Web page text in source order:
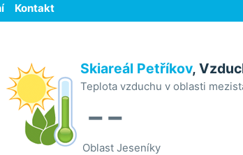
Kontakt
Skiareál Petříkov,
Teplota vzduchu v oblasti
--
Oblast Jeseníky